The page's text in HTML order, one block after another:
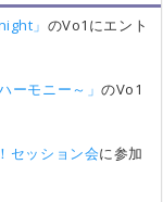
」 のVo1にエント
ーモニー～」のVo1
セッション会に参加